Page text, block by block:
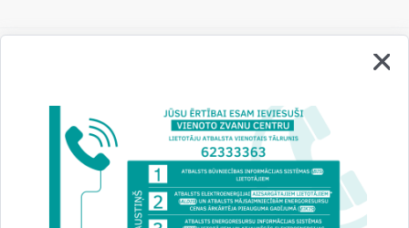
Vai šī informācija bija noderīga?